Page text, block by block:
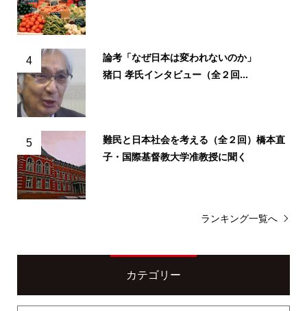
4
論考「なぜ日本は変われないのか」
猪口 孝氏インタビュー（全２回...
5
難民と日本社会を考える（全２回）橋本直
子・国際基督教大学准教授に聞く
ランキング一覧へ
カテゴリー